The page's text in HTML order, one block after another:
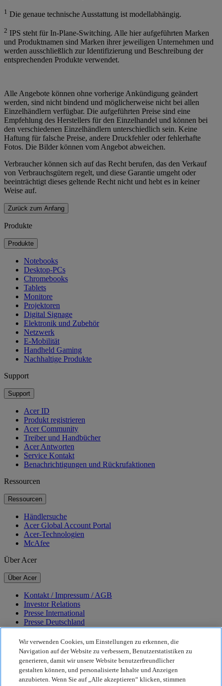
1 Die genaue technische Ausstattung ist modellabhängig.
2 IPS steht für In-Plane-Switching. Alle hier aufgeführten Marken
und Produktnamen sind Marken ihrer jeweiligen Unternehmen und
werden ausschließlich zur Identifizierung und Beschreibung der
entsprechenden Produkte verwendet.
Alle Angebote können ohne vorherige Ankündigung geändert
werden, sind nicht bindend und möglicherweise nicht bei allen
Einzelhändlern verfügbar. Die aufgeführten Preise sind eine
Empfehlung des Herstellers für den Einzelhandel und können bei
den verschiedenen Einzelhändlern unterschiedlich sein. Keine
Haftung für falsche Preise, andere Druckfehler oder fehlerhafte
Fotos. Die Bilder können vom Angebot abweichen.
Verbraucher können sich auf das Recht berufen, das den Verkauf
von Verbrauchsgütern regelt, und diese Garantie umgeht oder
beeinträchtigt dieses geltende Recht nicht und hebt es in keiner
Weise auf.
Zurück zum Anfang
Produkte
Produkte
Notebooks
Desktop-PCs
Chromebooks
Tablets
Monitore
Projektoren
Digital Signage
Elektronik und Zubehör
Netzwerk
E-Mobilität
Handheld Gaming
Nachhaltige Produkte
Support
Support
Acer ID
Produkt registrieren
Acer Community
Treiber und Handbücher
Acer Antworten
Service Kontakt
Benachrichtigungen und Rückrufaktionen
Ressourcen
Ressourcen
Händlersuche
Acer Global Account Portal
Acer-Technologien
McAfee
Über Acer
Über Acer
Kontakt / Impressum / AGB
Investor Relations
Presse International
Presse Deutschland
Auszeichnungen
Veranstaltungen
Nachhaltigkeit
Nachhaltigkeit
Wir verwenden Cookies, um Einstellungen zu erkennen, die
Navigation auf der Website zu verbessern, Benutzerstatistiken zu
generieren, damit wir unsere Website benutzerfreundlicher
gestalten können, und personalisierte Inhalte und Anzeigen
anzubieten. Wenn Sie auf „Alle akzeptieren“ klicken, stimmen